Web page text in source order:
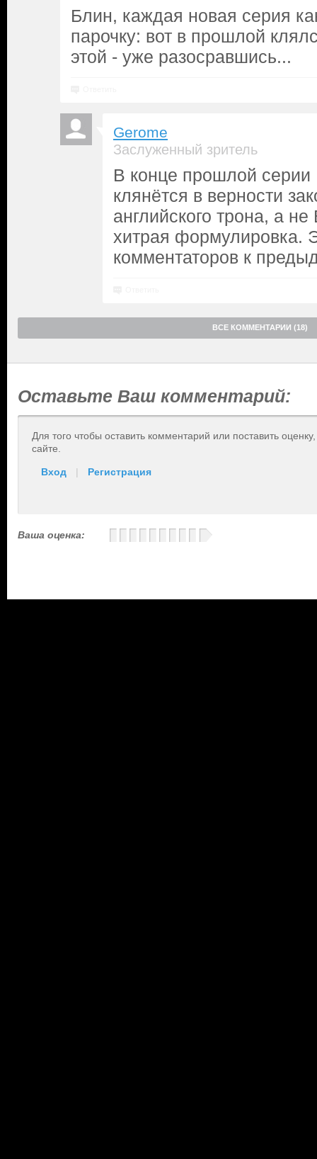
Блин, каждая новая серия
парочку: вот в прошлой
этой - уже разосравшись...
Gerome
Заслуженный зритель
В конце прошлой серии
клянётся в верности
английского трона, а
хитрая формулировка.
комментаторов к
ВСЕ КОММЕНТАРИИ (18)
Оставьте Ваш комментарий:
Для того чтобы оставить комментарий или поставить
сайте.
Вход | Регистрация
Ваша оценка: